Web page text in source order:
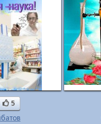
 5